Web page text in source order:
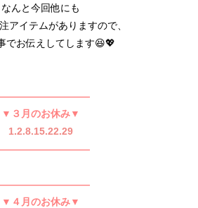
なんと今回他にも
アイテムがありますので、
でお伝えしてします😆💖
▼３月のお休み▼
1.2.8.15.22.29
▼４月のお休み▼